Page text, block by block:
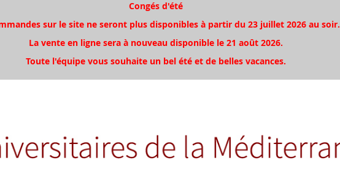
Congés d'été
sur le site ne seront plus disponibles à partir du 23 juillet 2026 au soir.
La vente en ligne sera à nouveau disponible le 21 août 2026.
Toute l'équipe vous souhaite un bel été et de belles vacances.